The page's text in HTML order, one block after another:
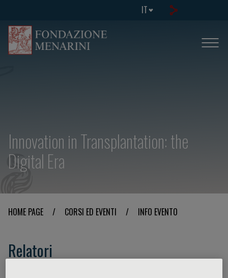
IT
Innovation in Transplantation: the
Digital Era
HOME PAGE / CORSI ED EVENTI / INFO EVENTO
Relatori